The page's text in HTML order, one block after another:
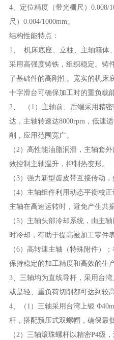
4、定位精度（带光栅尺）0.008/
尺）0.004/1000mm。
结构性能特点：
1、 机床底座、立柱、主轴箱体
采用高强度铸铁，组织稳定。铸
了基础件的高刚性。宽实的机床
十字滑台可确保加工时的重负载能
2、 （1）主轴前、后端采用精
达，主轴转速达8000rpm，低速
削，应用范围宽广。
（2）高性能油脂润滑，主轴套
效控制主轴温升，抑制热变形。
（3）强力新型齿皮带互接传动
（4）主轴组件利用动态平衡校
主轴在高速运转时，避免产生共
（5）主轴头部冷却系统，由主
时冷却，有助于提高被加工零件
（6）高转速主轴（特殊附件）
保持稳定的加工精度和高效的生产
3、三轴均为直线导杆，采用台
或是轻、重负荷切削都可达到较
4、（1）三轴采用台湾上银
杆，搭配预压式双螺帽，确保最
（2）三轴滚珠螺杆以精密P4级